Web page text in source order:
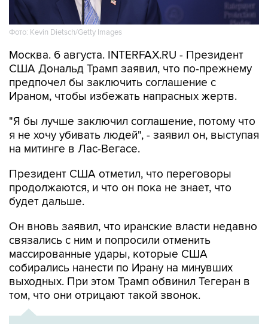
Фото: Kevin Dietsch/Getty Images
Москва. 6 августа. INTERFAX.RU - Президент
США Дональд Трамп заявил, что по-прежнему
предпочел бы заключить соглашение с
Ираном, чтобы избежать напрасных жертв.
"Я бы лучше заключил соглашение, потому что
я не хочу убивать людей", - заявил он, выступая
на митинге в Лас-Вегасе.
Президент США отметил, что переговоры
продолжаются, и что он пока не знает, что
будет дальше.
Он вновь заявил, что иранские власти недавно
связались с ним и попросили отменить
массированные удары, которые США
собирались нанести по Ирану на минувших
выходных. При этом Трамп обвинил Тегеран в
том, что они отрицают такой звонок.